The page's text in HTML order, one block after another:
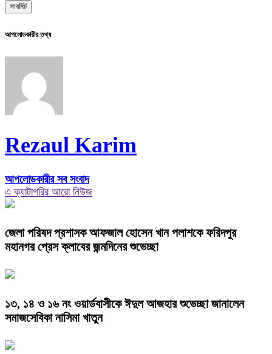
আপলোডকারীর তথ্য
Rezaul Karim
আপলোডকারীর সব সংবাদ
এ ক্যাটাগরির আরো নিউজ
জেলা পরিষদ প্রশাসক আফজাল হোসেন খান পলাশকে ফরিদপুর
মহানগর প্রেস ক্লাবের জন্মদিনের শুভেচ্ছা
১৩, ১৪ ও ১৬ নং ওয়ার্ডবাসীকে ঈদুল আজহার শুভেচ্ছা জানালেন
সমাজসেবিকা নাসিমা খাতুন